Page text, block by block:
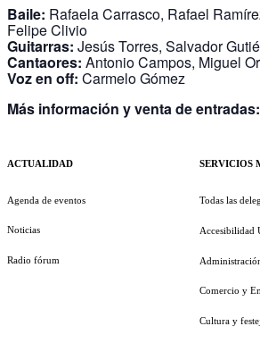
Baile: Rafaela Carrasco, Rafael
Felipe Clivio
Guitarras: Jesús Torres, Salvador
Cantaores: Antonio Campos, Miguel
Voz en off: Carmelo Gómez
Más información y venta de entradas:
ACTUALIDAD
Agenda de eventos
Noticias
Radio fórum
SERVICIOS
Todas las
Accesibilidad
Comercio y
Cultura y